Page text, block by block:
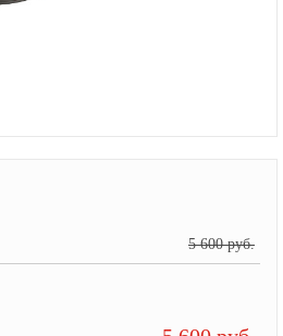
5 600 руб.